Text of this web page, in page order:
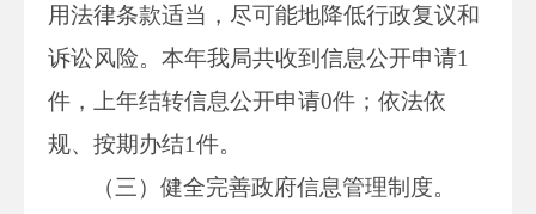
用法律条款适当，尽可能地降低行政复议和
诉讼风险。本年我局共收到信息公开申请1
件，上年结转信息公开申请0件；依法依
规、按期办结1件。
（三）健全完善政府信息管理制度。